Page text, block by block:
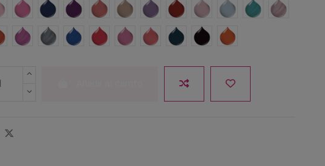
Happy Hakuna Matata
Great BlueGrace BayFresh FruitEleganceDeliciousCupido Cotton Candy
Cellophane
Cat EyeCat Eye
Cat Eye RedCat Eye PinkCat Eye GreyCat Eye BlueCaffe Del Mar Fluo Glitter
Bubble Bubble
Boracay Fluo Glitter
Blue SkyNegro Bikini Fluo